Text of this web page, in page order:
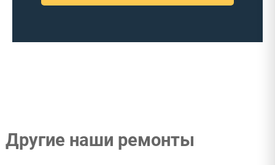
Другие наши ремонты